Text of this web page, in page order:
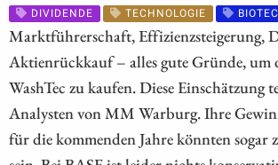
DIVIDENDE TECHNOLOGIE
Marktführerschaft, Effizienzsteigerung,
Aktienrückkauf – alles gute Gründe, um
WashTec zu kaufen. Diese Einschätzung
Analysten von MM Warburg. Ihre
für die kommenden Jahre könnten sogar